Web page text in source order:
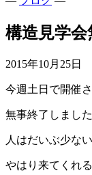
構造見学
2015年10月25日
今週土日で開催
無事終了しまし
人はだいぶ少な
やはり来てくれ